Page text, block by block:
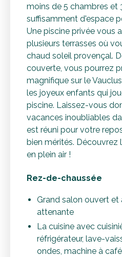
moins de 5 chambres et
suffisamment d'espace
Une piscine privée vous
plusieurs terrasses où
chaud soleil provençal.
couverte, vous pourrez
magnifique sur le
les joyeux enfants qui
piscine. Laissez-vous
vacances inoubliables
est réuni pour votre
bien mérités. Découvrez
en plein air !
Rez-de-chaussée
Grand salon ouvert
attenante
La cuisine avec
réfrigérateur, lave-
ondes, machine à